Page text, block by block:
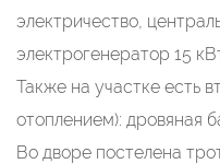
электричество,
электрогенератор 15
Также на участке есть
отоплением): дровяная
Во дворе постелена